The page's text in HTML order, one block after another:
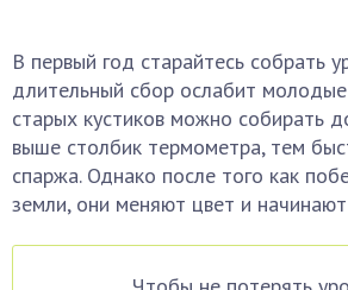
В первый год старайтесь собрать
длительный сбор ослабит молодые
старых кустиков можно собирать
выше столбик термометра, тем
спаржа. Однако после того как
земли, они меняют цвет и